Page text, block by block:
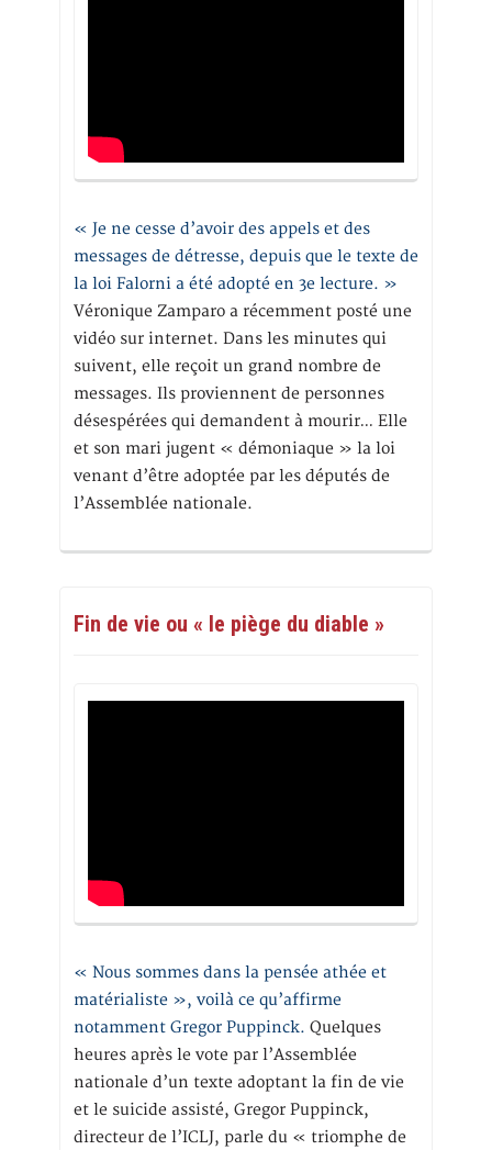
« Je ne cesse d’avoir des appels et des
messages de détresse, depuis que le texte de
la loi Falorni a été adopté en 3e lecture. »
Véronique Zamparo a récemment posté une
vidéo sur internet. Dans les minutes qui
suivent, elle reçoit un grand nombre de
messages. Ils proviennent de personnes
désespérées qui demandent à mourir… Elle
et son mari jugent « démoniaque » la loi
venant d’être adoptée par les députés de
l’Assemblée nationale.
Fin de vie ou « le piège du diable »
« Nous sommes dans la pensée athée et
matérialiste », voilà ce qu’affirme
notamment Gregor Puppinck. Quelques
heures après le vote par l’Assemblée
nationale d’un texte adoptant la fin de vie
et le suicide assisté, Gregor Puppinck,
directeur de l’ICLJ, parle du « triomphe de